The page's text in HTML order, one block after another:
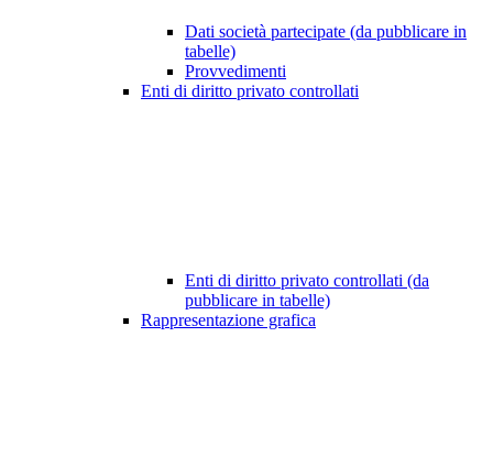
Dati società partecipate (da pubblicare in
tabelle)
Provvedimenti
Enti di diritto privato controllati
Enti di diritto privato controllati (da
pubblicare in tabelle)
Rappresentazione grafica